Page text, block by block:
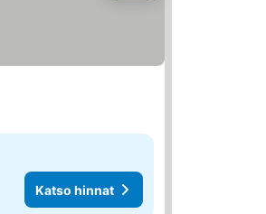
Katso hinnat